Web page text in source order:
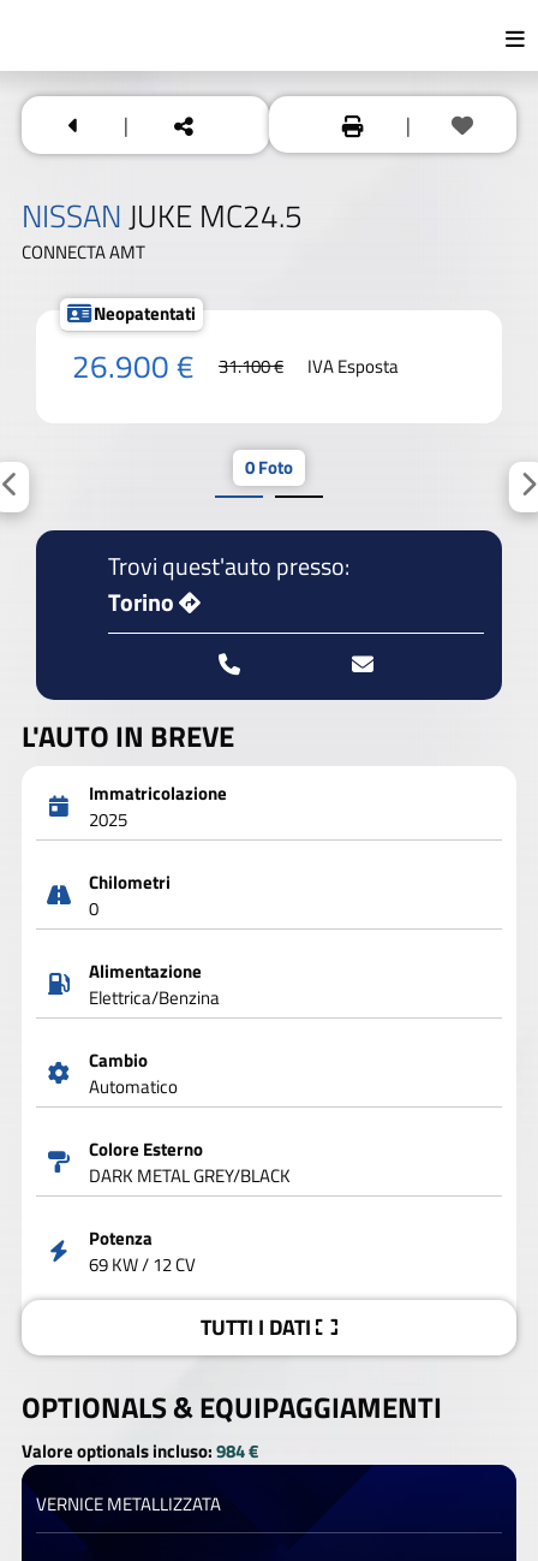
| |
NISSANJUKE MC24.5
CONNECTA AMT
Neopatentati
26.900 € 31.100 € IVA Esposta
0 Foto
Trovi quest'auto presso:
Torino
L'AUTO IN BREVE
Immatricolazione
2025
Chilometri
0
Alimentazione
Elettrica/Benzina
Cambio
Automatico
Colore Esterno
DARK METAL GREY/BLACK
Potenza
69 KW / 12 CV
TUTTI I DATI
OPTIONALS &EQUIPAGGIAMENTI
Valore optionals incluso:984 €
VERNICE METALLIZZATA